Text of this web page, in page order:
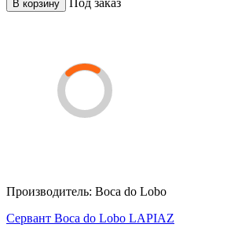
В корзину
Производитель: Boca do Lobo
Сервант Boca do Lobo LAPIAZ